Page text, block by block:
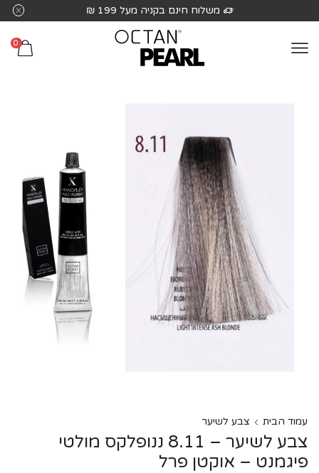
לֵב:
בְּאֲתָר
משלוח חינם בקניה מעל 199 ₪
0
עמוד הבית צבע לשיער
צבע לשיער – 8.11 ננופלקס מולטי
פיגמנט – אוקטן פרל